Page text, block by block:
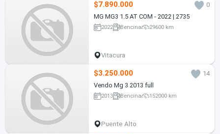
$7.890.000
0
MG MG3 1.5 AT COM - 2022 | 2735
2022 Bencina 29600 km
Vitacura
$3.250.000
14
Vendo Mg 3 2013 full
2013 Bencina 152000 km
Puente Alto